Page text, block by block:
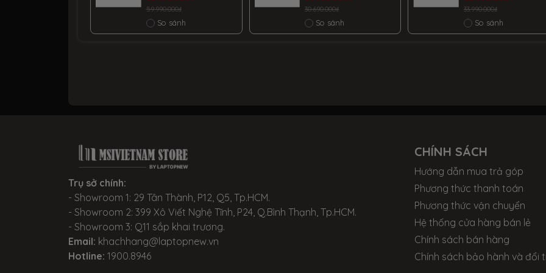
Win11
CPU Ultra 7-
255HX | RAM 16GB
DDR5 | SSD 1TB
59.990.000₫
So sánh
13620H | RAM 16GB
DDR5 | SSD 512GB
PCIe | VGA RTX
30.690.000₫
So sánh
13620H | RAM 16GB
DDR5 | SSD 512GB
PCIe | VGA RTX
33.990.000₫
So sánh
Trụ sở chính:
- Showroom 1: 29 Tân Thành, P12, Q5, Tp.HCM.
- Showroom 2: 399 Xô Viết Nghệ Tĩnh, P24, Q.Bình Thạnh, Tp.HCM.
- Showroom 3: Q11 sắp khai trương.
Email: khachhang@laptopnew.vn
Hotline: 1900.8946
CHÍNH SÁCH
Hướng dẫn mua trả góp
Phương thức thanh toán
Phương thức vận chuyển
Hệ thống cửa hàng bán lẻ
Chính sách bán hàng
Chính sách bảo hành và đổi